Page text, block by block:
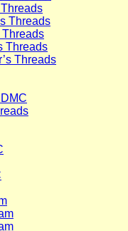
Threads
Threads
Threads
Threads